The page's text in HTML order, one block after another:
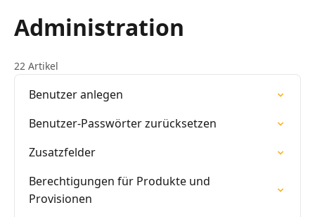
Administration
22 Artikel
Benutzer anlegen
Benutzer-Passwörter zurücksetzen
Zusatzfelder
Berechtigungen für Produkte und
Provisionen